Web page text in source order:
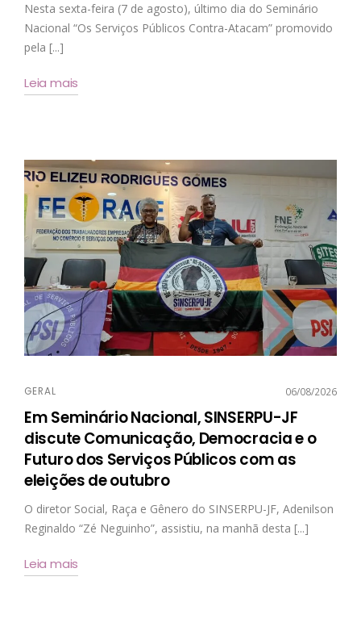
Nesta sexta-feira (7 de agosto), último dia do Seminário
Nacional “Os Serviços Públicos Contra-Atacam” promovido
pela [...]
Leia mais
GERAL 06/08/2026
Em Seminário Nacional, SINSERPU-JF
discute Comunicação, Democracia e o
Futuro dos Serviços Públicos com as
eleições de outubro
O diretor Social, Raça e Gênero do SINSERPU-JF, Adenilson
Reginaldo “Zé Neguinho”, assistiu, na manhã desta [...]
Leia mais